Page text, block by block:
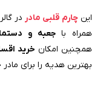
اینچارم قلبی مادر
همراه باجعبه و
همچنین امکان خرید
بهترین هدیه را برای